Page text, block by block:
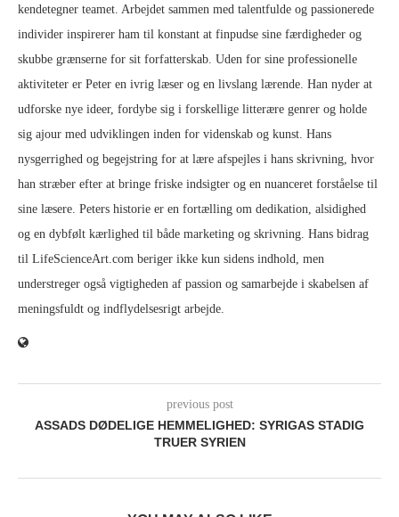
kendetegner teamet. Arbejdet sammen med talentfulde og passionerede
individer inspirerer ham til konstant at finpudse sine færdigheder og
skubbe grænserne for sit forfatterskab. Uden for sine professionelle
aktiviteter er Peter en ivrig læser og en livslang lærende. Han nyder at
udforske nye ideer, fordybe sig i forskellige litterære genrer og holde
sig ajour med udviklingen inden for videnskab og kunst. Hans
nysgerrighed og begejstring for at lære afspejles i hans skrivning, hvor
han stræber efter at bringe friske indsigter og en nuanceret forståelse til
sine læsere. Peters historie er en fortælling om dedikation, alsidighed
og en dybfølt kærlighed til både marketing og skrivning. Hans bidrag
til LifeScienceArt.com beriger ikke kun sidens indhold, men
understreger også vigtigheden af passion og samarbejde i skabelsen af
meningsfuldt og indflydelsesrigt arbejde.
previous post
ASSADS DØDELIGE HEMMELIGHED: SYRIGAS STADIG
TRUER SYRIEN